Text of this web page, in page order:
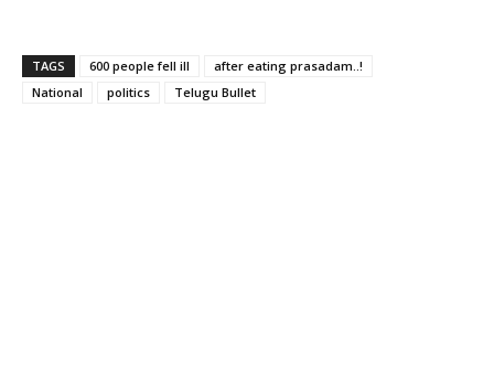
TAGS 600 people fell ill
after eating prasadam..!
National
politics Telugu Bullet